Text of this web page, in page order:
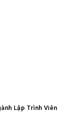
Lập Trình Viên